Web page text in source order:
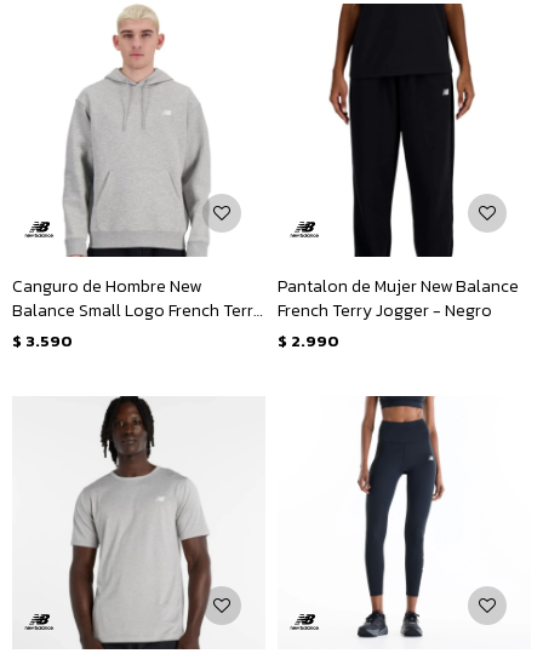
Canguro de Hombre New
Balance Small Logo French Terry
Hoodie - Gris
$ 3.590
Pantalon de Mujer New Balance
French Terry Jogger - Negro
$ 2.990